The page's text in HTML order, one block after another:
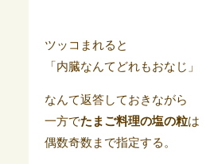
ツッコまれると
「内臓なんてどれもおなじ」
なんて返答しておきながら
一方でたまご料理の塩の粒は
偶数奇数まで指定する。